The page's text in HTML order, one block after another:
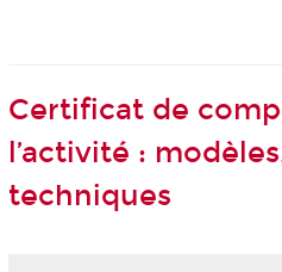
Certificat de
l’activité :
techniques